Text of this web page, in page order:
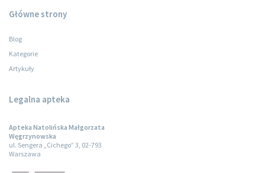
Główne strony
Blog
Kategorie
Artykuły
Legalna apteka
Apteka Natolińska Małgorzata
Węgrzynowska
ul. Sengera „Cichego” 3, 02-793
Warszawa